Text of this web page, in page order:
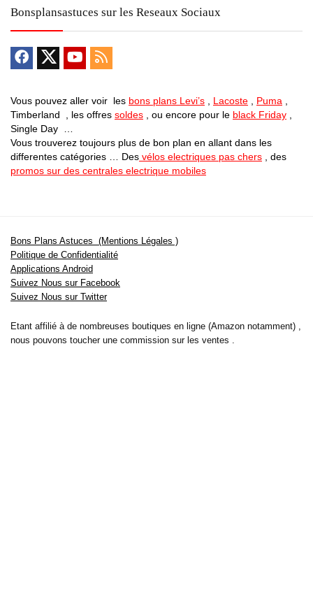
Bonsplansastuces sur les Reseaux Sociaux
Vous pouvez aller voir les bons plans Levi’s , Lacoste , Puma ,
Timberland , les offres soldes , ou encore pour le black Friday ,
Single Day …
Vous trouverez toujours plus de bon plan en allant dans les
differentes catégories … Des vélos electriques pas chers , des
promos sur des centrales electrique mobiles
Bons Plans Astuces (Mentions Légales )
Politique de Confidentialité
Applications Android
Suivez Nous sur Facebook
Suivez Nous sur Twitter
Etant affilié à de nombreuses boutiques en ligne (Amazon notamment) ,
nous pouvons toucher une commission sur les ventes .